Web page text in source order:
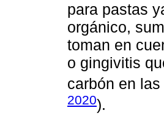
para pastas
orgánico,
toman en
o gingivitis
carbón en
2020).